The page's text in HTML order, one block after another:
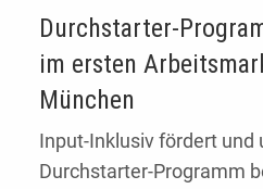
Durchstarter-
im ersten
München
Input-Inklusiv fördert
Durchstarter-Programm